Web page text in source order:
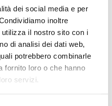
dei social media e per
inoltre
il nostro sito con i
di analisi dei dati web,
potrebbero combinarle
fornito loro o che hanno
servizi.